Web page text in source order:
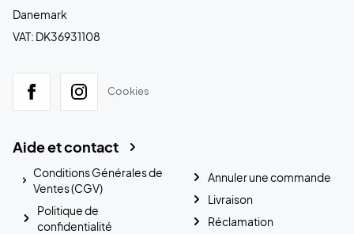
Danemark
VAT: DK36931108
Cookies
Aide et contact
Conditions Générales de
Ventes (CGV)
Politique de
confidentialité
Annuler une commande
Livraison
Réclamation